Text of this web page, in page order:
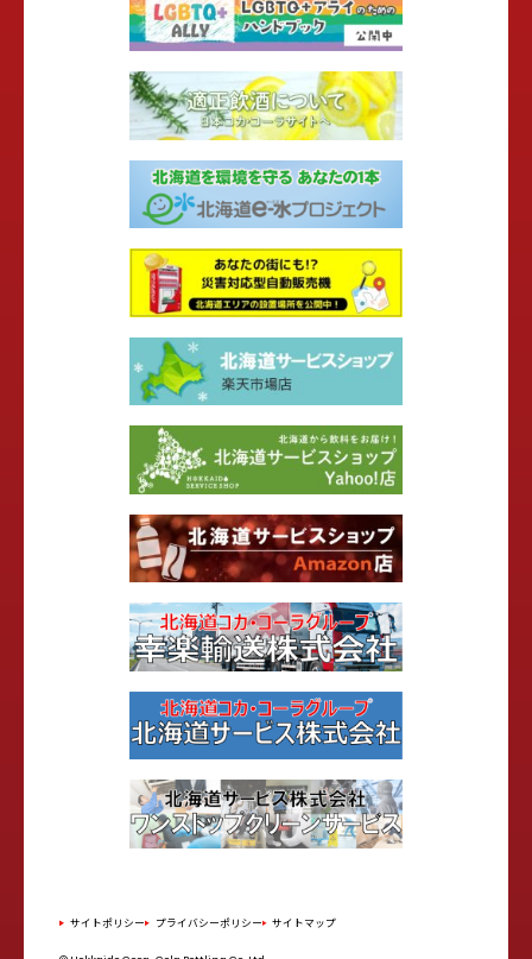
サイトポリシー プライバシーポリシー サイトマップ